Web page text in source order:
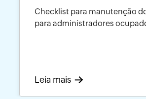
Checklist para manutenção
para administradores
Leia mais